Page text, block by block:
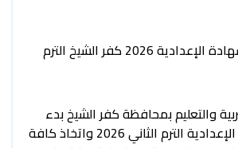
نتيجة امتحانات الشهادة الإعدادية 2026 كفر الشيخ الترم
والتعليم بمحافظة كفر الشيخ بدء
امتحانات الشهادة الإعدادية الترم الثاني 2026 واتخاذ كافة